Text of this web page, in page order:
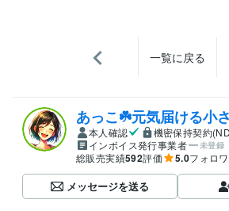
一覧に戻る
あっこ☘️元気届ける小
本人確認
機密保持契約
インボイス発行事業者
未登録
総販売実績592評価 5.0フォロ
メッセージを送る